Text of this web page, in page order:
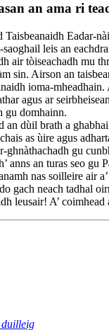
an ama ri
Eadar-
leis an
air tòiseachadh mu
sin. Airson an
ioma-
agus ar
gu domhainn.
dùil brath a
as ùire agus
ghnàthachadh gu
anns an turas seo
nas soilleire air
gach neach tadhal
leusair! A’